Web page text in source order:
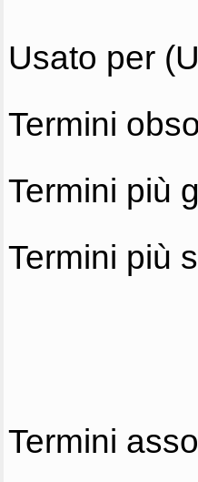
Usato per
Termini
Termini più
Termini più
Termini